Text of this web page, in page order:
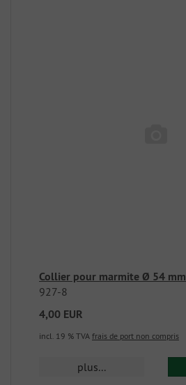
Collier pour marmite Ø 54 mm
927-8
4,00 EUR
incl. 19 % TVA frais de port non compris
plus...